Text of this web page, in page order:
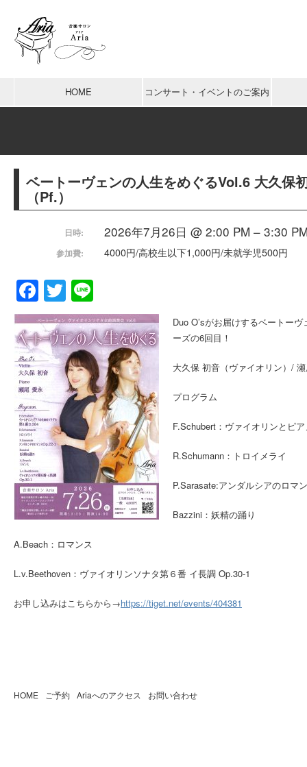
HOME コンサート・イベントのご案内
ベートーヴェンの人生をめぐるVol.6 大久保
（Pf.）
日時: 2026年7月26日 @ 2:00 PM – 3:30
参加費: 4000円/高校生以下1,000円/未就学児500円
Facebook
Twitter
Duo O’sがお届けするベートー
ーズの6回目！
大久保 初音（ヴァイオリン）/
プログラム
F.Schubert：ヴァイオリンとピ
R.Schumann：トロイメライ
P.Sarasate:アンダルシアのロマ
Bazzini：妖精の踊り
A.Beach：ロマンス
L.v.Beethoven：ヴァイオリンソナタ第６番 イ長調 Op.30-1
お申し込みはこちらから→https://tiget.net/events/404381
HOME ご予約 Ariaへのアクセス お問い合わせ